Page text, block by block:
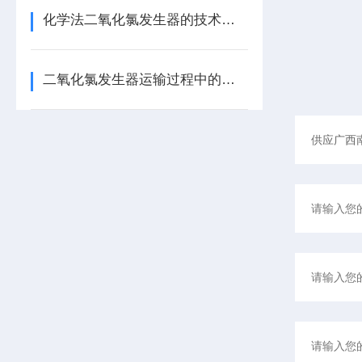
化学法二氧化氯发生器的技术要求
二氧化氯发生器运输过程中的注意事项